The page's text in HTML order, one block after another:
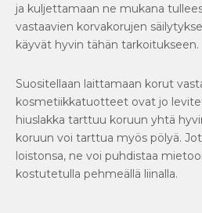
ja kuljettamaan ne mukana
vastaavien korvakorujen
käyvät hyvin tähän tarkoitukseen.
Suositellaan laittamaan korut
kosmetiikkatuotteet ovat jo
hiuslakka tarttuu koruun yhtä
koruun voi tarttua myös pölyä.
loistonsa, ne voi puhdistaa
kostutetulla pehmeällä liinalla.